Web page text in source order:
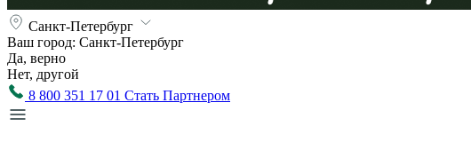
Санкт-Петербург
Ваш город: Санкт-Петербург
Да, верно
Нет, другой
8 800 351 17 01 Стать Партнером